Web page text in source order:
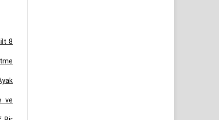
8
ve